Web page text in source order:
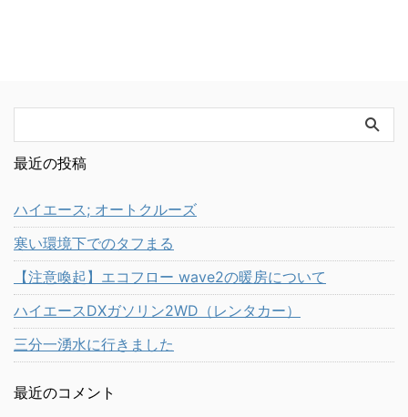
最近の投稿
ハイエース; オートクルーズ
寒い環境下でのタフまる
【注意喚起】エコフロー wave2の暖房について
ハイエースDXガソリン2WD（レンタカー）
三分一湧水に行きました
最近のコメント